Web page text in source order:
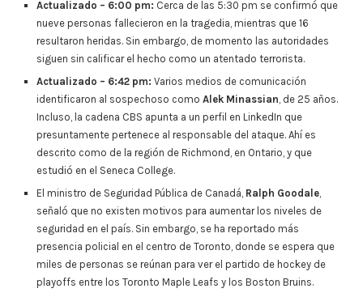
Actualizado – 6:00 pm: Cerca de las 5:30 pm se confirmó que
nueve personas fallecieron en la tragedia, mientras que 16
resultaron heridas. Sin embargo, de momento las autoridades
siguen sin calificar el hecho como un atentado terrorista.
Actualizado – 6:42 pm: Varios medios de comunicación
identificaron al sospechoso como Alek Minassian, de 25 años.
Incluso, la cadena CBS apunta a un perfil en LinkedIn que
presuntamente pertenece al responsable del ataque. Ahí es
descrito como de la región de Richmond, en Ontario, y que
estudió en el Seneca College.
El ministro de Seguridad Pública de Canadá, Ralph Goodale,
señaló que no existen motivos para aumentar los niveles de
seguridad en el país. Sin embargo, se ha reportado más
presencia policial en el centro de Toronto, donde se espera que
miles de personas se reúnan para ver el partido de hockey de
playoffs entre los Toronto Maple Leafs y los Boston Bruins.